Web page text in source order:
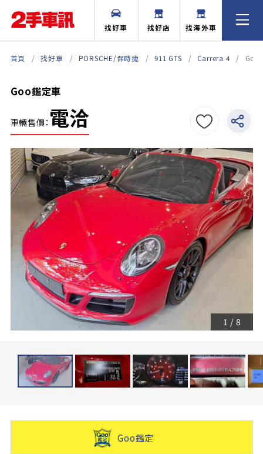
找好車 找好店 找海外車
首頁 找好車 PORSCHE/保時捷 911 GTS Carrera 4 Goo
Goo鑑定車
車輛售價： 電洽
1 / 8
Goo鑑定